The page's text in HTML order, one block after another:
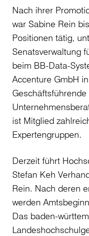
Nach ihrer
war Sabine Rein
Positionen tätig,
Senatsverwaltung
beim BB-Data-
Accenture GmbH
ist Mitglied
Expertengruppen.
Derzeit führt
Stefan Keh
Rein. Nach deren
werden
Das baden-